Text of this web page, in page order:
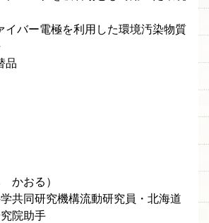
バー電極を利用した環境汚染物質
品
おる）
共同研究機構流動研究員・北海道
院助手